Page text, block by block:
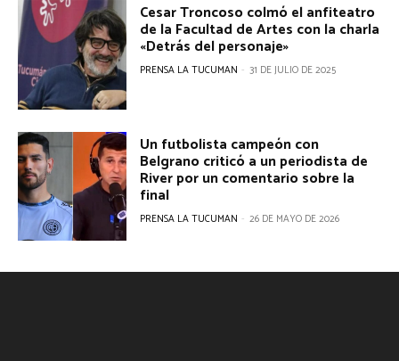
Cesar Troncoso colmó el anfiteatro
de la Facultad de Artes con la charla
«Detrás del personaje»
PRENSA LA TUCUMAN - 31 DE JULIO DE 2025
Un futbolista campeón con
Belgrano criticó a un periodista de
River por un comentario sobre la
final
PRENSA LA TUCUMAN - 26 DE MAYO DE 2026